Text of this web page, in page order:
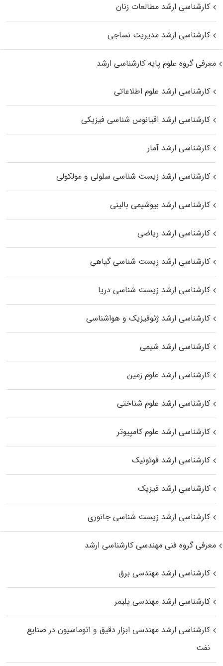
کارشناسی ارشد مطالعات زنان
کارشناسی ارشد مدیریت نساجی
معرفی گروه علوم پایه کارشناسی ارشد
کارشناسی ارشد علوم اطلاعاتی
کارشناسی ارشد اقیانوس‌ شناسی فیزیکی
کارشناسی ارشد آمار
کارشناسی ارشد زیست شناسی سلولی و مولکولی
کارشناسی ارشد بیوشیمی بالینی
کارشناسی ارشد ریاضی
کارشناسی ارشد زیست‌ شناسی گیاهی
کارشناسی ارشد زیست‌ شناسی دریا
کارشناسی ارشد ژئوفیزیک و هواشناسی
کارشناسی ارشد شیمی
کارشناسی ارشد علوم زمین
کارشناسی ارشد علوم شناختی
کارشناسی ارشد علوم کامپیوتر
کارشناسی ارشد فوتونیک
کارشناسی ارشد فیزیک
کارشناسی ارشد زیست‌ شناسی جانوری
معرفی گروه فنی مهندسی کارشناسی ارشد
کارشناسی ارشد مهندسی برق
کارشناسی ارشد مهندسی پلیمر
کارشناسی ارشد مهندسی ابزار دقیق و اتوماسیون در صنایع
نفت